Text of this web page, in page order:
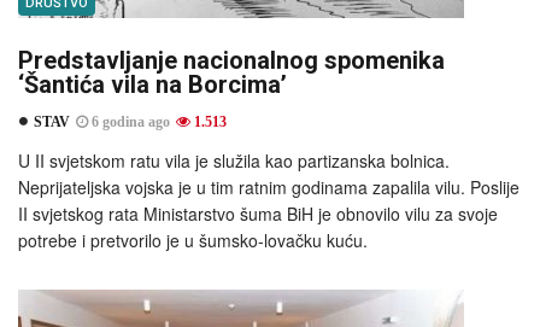
Predstavljanje nacionalnog spomenika
‘Šantića vila na Borcima’
STAV 6 godina ago 1.513
U II svjetskom ratu vila je služila kao partizanska bolnica.
Neprijateljska vojska je u tim ratnim godinama zapalila vilu. Poslije
II svjetskog rata Ministarstvo šuma BiH je obnovilo vilu za svoje
potrebe i pretvorilo je u šumsko-lovačku kuću.